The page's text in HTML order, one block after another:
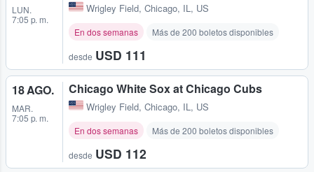
LUN.
7:05 p. m.
Wrigley Field, Chicago, IL, US
En dos semanas Más de 200 boletos disponibles
desde USD 111
18 AGO.
MAR.
7:05 p. m.
Chicago White Sox at Chicago Cubs
Wrigley Field, Chicago, IL, US
En dos semanas Más de 200 boletos disponibles
desde USD 112